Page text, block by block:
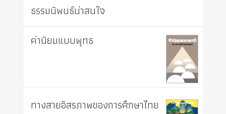
ธรรมนิพนธ์น่าสนใจ
ค่านิยมแบบพุทธ
ทางสายอิสรภาพของการศึกษาไทย